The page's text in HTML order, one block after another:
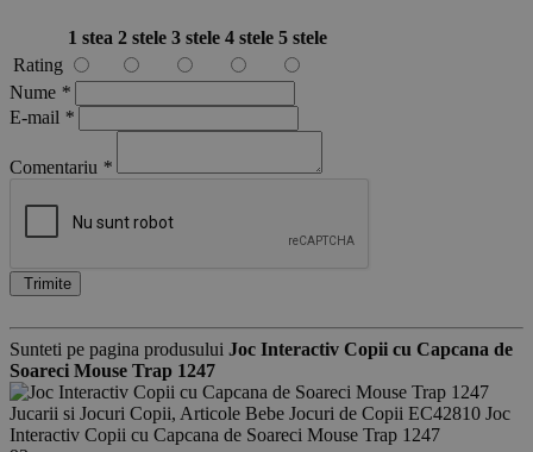
1 stea 2 stele 3 stele 4 stele 5 stele
Rating
Nume *
E-mail *
Comentariu *
Trimite
Sunteti pe pagina produsului Joc Interactiv Copii cu Capcana de
Soareci Mouse Trap 1247
Jucarii si Jocuri Copii, Articole Bebe Jocuri de Copii EC42810 Joc
Interactiv Copii cu Capcana de Soareci Mouse Trap 1247